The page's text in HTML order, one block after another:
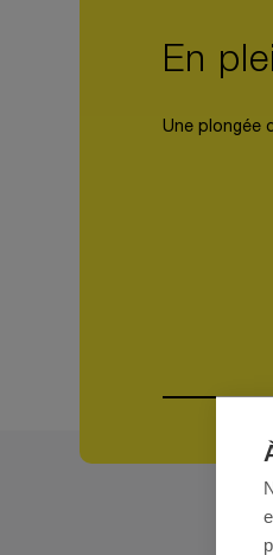
En
Une plongée